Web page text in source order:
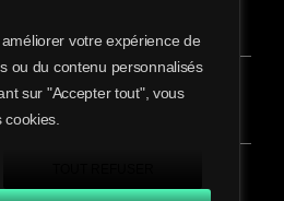
votre expérience de
ou du contenu personnalisés
sur "Accepter tout", vous
share
email
Ici l’Ombre – mardi 28 juillet